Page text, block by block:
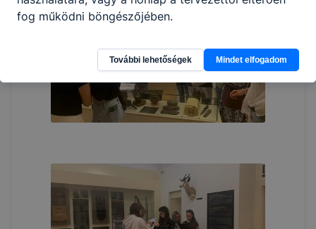
fog működni böngészőjében.
További lehetőségek Mindet elfogadom